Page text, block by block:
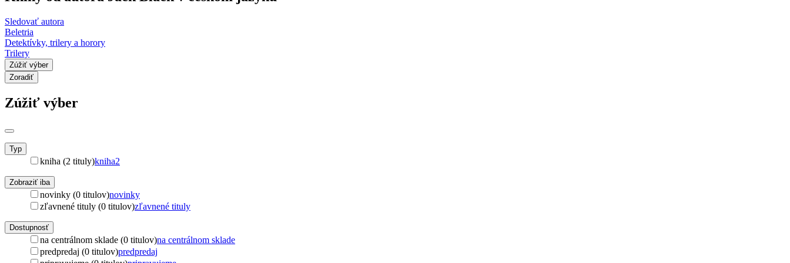
Sledovať autora
Beletria
Detektívky, trilery a horory
Trilery
Zúžiť výber
Zoradiť
Zúžiť výber
Typ
kniha (2 tituly)kniha2
Zobraziť iba
novinky (0 titulov)novinky
zľavnené tituly (0 titulov)zľavnené tituly
Dostupnosť
na centrálnom sklade (0 titulov)na centrálnom sklade
predpredaj (0 titulov)predpredaj